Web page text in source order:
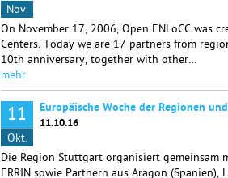
Nov.
On November 17, 2006, Open ENLoCC was
Centers. Today we are 17 partners from
10th anniversary, together with other…
mehr
11
Okt.
Europäische Woche der Regionen
11.10.16
Die Region Stuttgart organisiert gemeinsam
ERRIN sowie Partnern aus Aragon